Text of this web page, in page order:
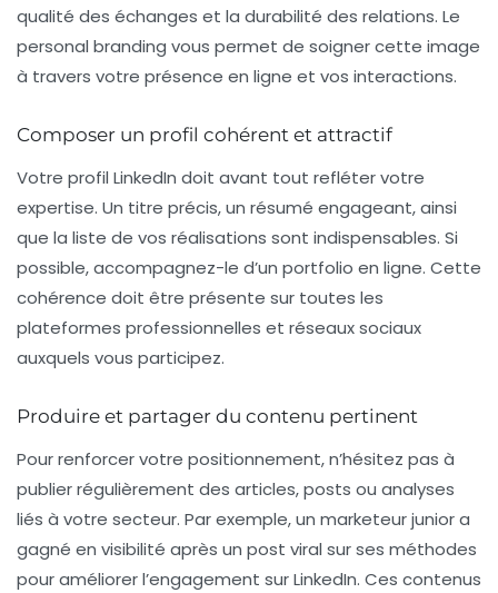
qualité des échanges et la durabilité des relations. Le
personal branding vous permet de soigner cette image
à travers votre présence en ligne et vos interactions.
Composer un profil cohérent et attractif
Votre profil LinkedIn doit avant tout refléter votre
expertise. Un titre précis, un résumé engageant, ainsi
que la liste de vos réalisations sont indispensables. Si
possible, accompagnez-le d’un portfolio en ligne. Cette
cohérence doit être présente sur toutes les
plateformes professionnelles et réseaux sociaux
auxquels vous participez.
Produire et partager du contenu pertinent
Pour renforcer votre positionnement, n’hésitez pas à
publier régulièrement des articles, posts ou analyses
liés à votre secteur. Par exemple, un marketeur junior a
gagné en visibilité après un post viral sur ses méthodes
pour améliorer l’engagement sur LinkedIn. Ces contenus